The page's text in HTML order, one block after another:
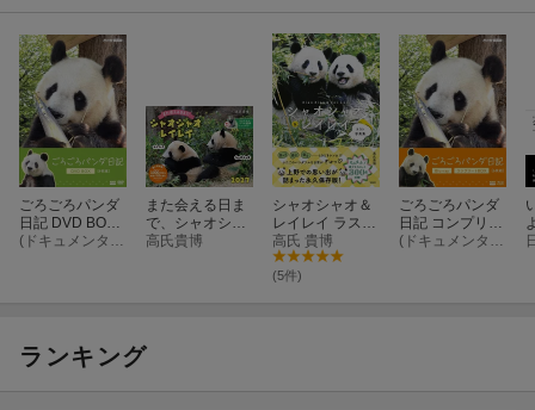
ごろごろパンダ
日記 DVD BOX
(通常版)
また会える日ま
で、シャオシャ
オ・レイレイ カ
高氏貴博
シャオシャオ＆
レイレイ ラスト
写真集 ありがと
う、ずっと大好
き!
高氏 貴博
(5件)
ごろごろパンダ
日記 コンプリー
トBlu-ray BOX
ランキング